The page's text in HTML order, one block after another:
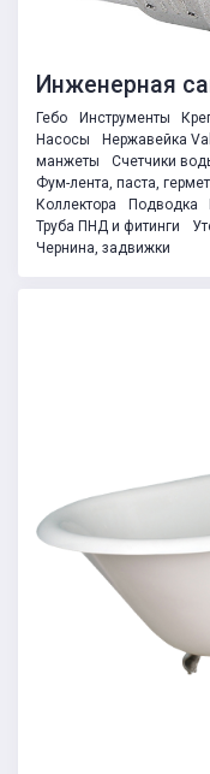
Инженерная
Гебо Инструменты
Насосы
Нержавейка
манжеты
Счетчики
Фум-лента, паста,
Коллектора
Подводка
Труба ПНД и фитинги
Чернина, задвижки